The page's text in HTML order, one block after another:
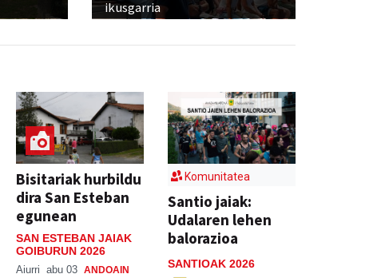
ikusgarria
Bisitariak hurbildu
dira San Esteban
egunean
SAN ESTEBAN JAIAK
GOIBURUN 2026
Aiurri abu 03 ANDOAIN
Komunitatea
Santio jaiak:
Udalaren lehen
balorazioa
SANTIOAK 2026